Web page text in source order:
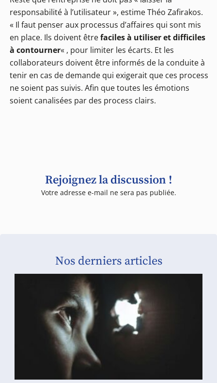
responsabilité à l’utilisateur », estime Théo Zafirakos.
« Il faut penser aux processus d’affaires qui sont mis
en place. Ils doivent êtrefaciles à utiliser et difficiles
à contourner« , pour limiter les écarts. Et les
collaborateurs doivent être informés de la conduite à
tenir en cas de demande qui exigerait que ces process
ne soient pas suivis. Afin que toutes les émotions
soient canalisées par des process clairs.
Rejoignez la discussion !
Votre adresse e-mail ne sera pas publiée.
Nos derniers articles